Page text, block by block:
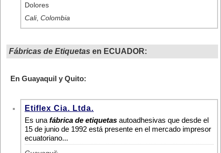
Dolores
Cali, Colombia
Fábricas de Etiquetas en ECUADOR:
En Guayaquil y Quito:
Etiflex Cia. Ltda.
Es una fábrica de etiquetas autoadhesivas que desde el
15 de junio de 1992 está presente en el mercado impresor
ecuatoriano...